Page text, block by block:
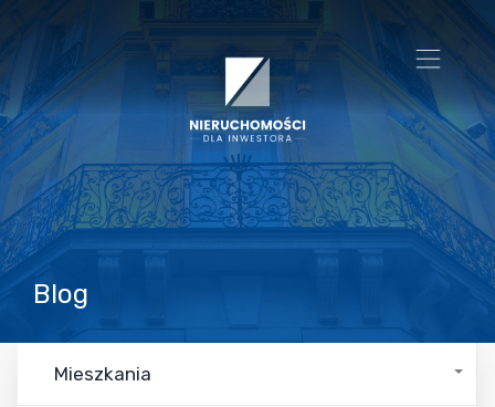
Blog
Mieszkania